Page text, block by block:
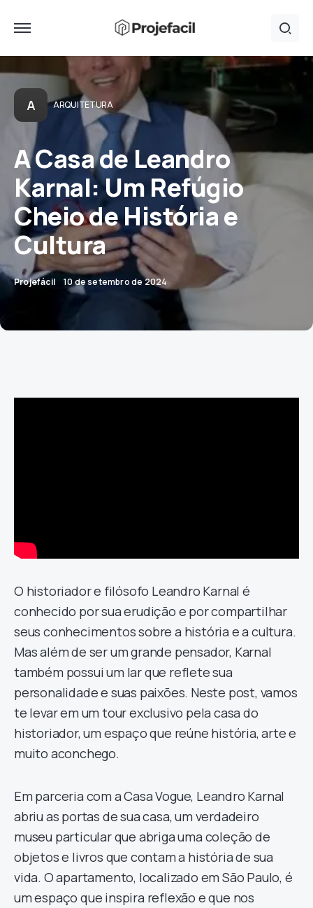
A ARQUITETURA
A Casa de Leandro
Karnal: Um Refúgio
Cheio de História e
Cultura
Projefácil 10 de setembro de 2024
O historiador e filósofo Leandro Karnal é
conhecido por sua erudição e por compartilhar
seus conhecimentos sobre a história e a cultura.
Mas além de ser um grande pensador, Karnal
também possui um lar que reflete sua
personalidade e suas paixões. Neste post, vamos
te levar em um tour exclusivo pela casa do
historiador, um espaço que reúne história, arte e
muito aconchego.
Em parceria com a Casa Vogue, Leandro Karnal
abriu as portas de sua casa, um verdadeiro
museu particular que abriga uma coleção de
objetos e livros que contam a história de sua
vida. O apartamento, localizado em São Paulo, é
um espaço que inspira reflexão e que nos